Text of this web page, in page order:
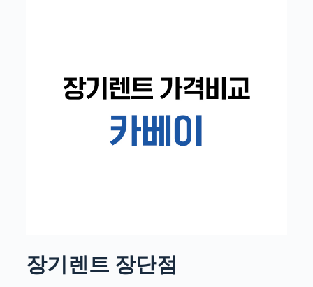
장기렌트 장단점